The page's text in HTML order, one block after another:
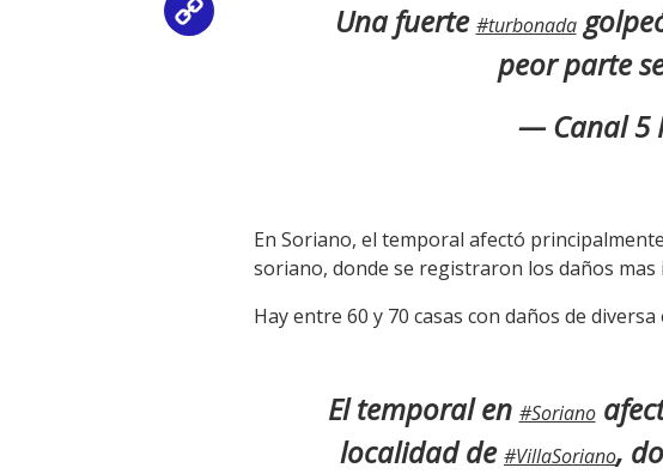
Una fuerte #turbonada
peor parte
— Canal 5
En Soriano, el temporal afectó
soriano, donde se registraron los daños
Hay entre 60 y 70 casas con daños de
El temporal en #Soriano
localidad de #VillaSoriano,